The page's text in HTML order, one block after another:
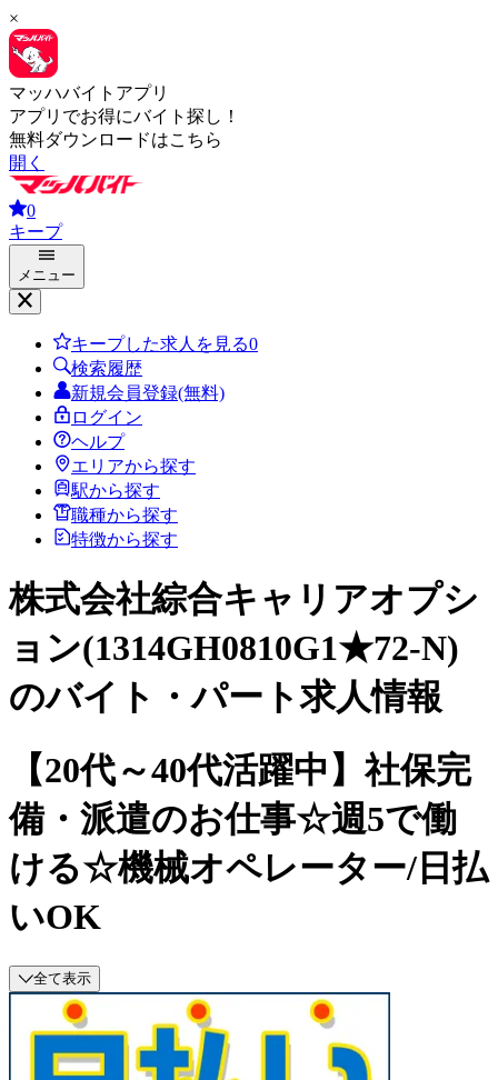
×
マッハバイトアプリ
アプリでお得にバイト探し！
無料ダウンロードはこちら
開く
0
キープ
メニュー
キープした求人を見る0
検索履歴
新規会員登録(無料)
ログイン
ヘルプ
エリアから探す
駅から探す
職種から探す
特徴から探す
株式会社綜合キャリアオプシ
ョン(1314GH0810G1★72-N)
のバイト・パート求人情報
【20代～40代活躍中】社保完
備・派遣のお仕事☆週5で働
ける☆機械オペレーター/日払
いOK
全て表示